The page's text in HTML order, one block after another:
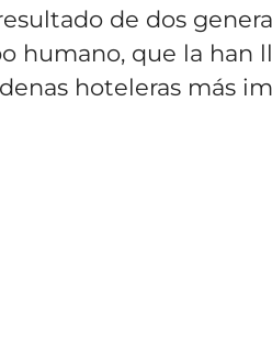
de dos
humano, que la han
hoteleras más